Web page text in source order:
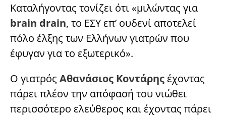
Καταλήγοντας τονίζει ότι «μιλώντας για
brain drain, το ΕΣΥ επ’ ουδενί αποτελεί
πόλο έλξης των Ελλήνων γιατρών που
έφυγαν για το εξωτερικό».
Ο γιατρός Αθανάσιος Κοντάρης έχοντας
πάρει πλέον την απόφασή του νιώθει
περισσότερο ελεύθερος και έχοντας πάρει